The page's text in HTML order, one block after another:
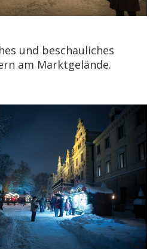
und beschauliches
am Marktgelände.